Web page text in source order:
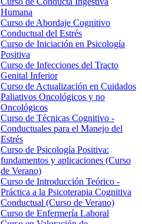
Humana
Curso de Abordaje Cognitivo
Conductual del Estrés
Curso de Iniciación en Psicología
Positiva
Curso de Infecciones del Tracto
Genital Inferior
Curso de Actualización en Cuidados
Paliativos Oncológicos y no
Oncológicos
Curso de Técnicas Cognitivo -
Conductuales para el Manejo del
Estrés
Curso de Psicología Positiva:
fundamentos y aplicaciones (Curso
de Verano)
Curso de Introducción Teórico -
Práctica a la Psicoterapia Cognitiva
Conductual (Curso de Verano)
Curso de Enfermería Laboral